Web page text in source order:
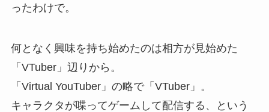
ったわけで。
何となく興味を持ち始めたのは相方が見始めた
「VTuber」辺りから。
「Virtual YouTuber」の略で「VTuber」。
キャラクタが喋ってゲームして配信する、という